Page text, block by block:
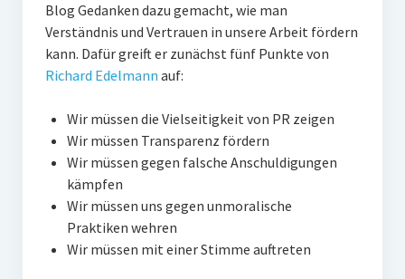
PR-Studien
Gesellschaft & Medien
Künstliche Intelligenz
17 Ziele
Klimaneutrales Tanken
Blog Gedanken dazu gemacht, wie man
Verständnis und Vertrauen in unsere Arbeit fördern
kann. Dafür greift er zunächst fünf Punkte von
Richard Edelmann auf:
Wir müssen die Vielseitigkeit von PR zeigen
Wir müssen Transparenz fördern
Wir müssen gegen falsche Anschuldigungen
kämpfen
Wir müssen uns gegen unmoralische
Praktiken wehren
Wir müssen mit einer Stimme auftreten